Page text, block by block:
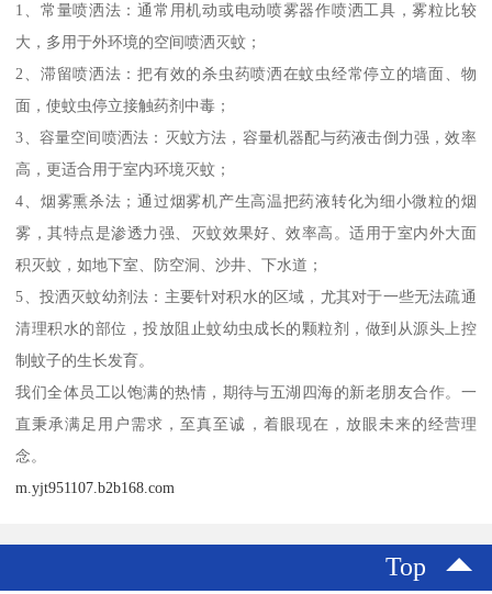
1、常量喷洒法：通常用机动或电动喷雾器作喷洒工具，雾粒比较
大，多用于外环境的空间喷洒灭蚊；
2、滞留喷洒法：把有效的杀虫药喷洒在蚊虫经常停立的墙面、物
面，使蚊虫停立接触药剂中毒；
3、容量空间喷洒法：灭蚊方法，容量机器配与药液击倒力强，效率
高，更适合用于室内环境灭蚊；
4、烟雾熏杀法；通过烟雾机产生高温把药液转化为细小微粒的烟
雾，其特点是渗透力强、灭蚊效果好、效率高。适用于室内外大面
积灭蚊，如地下室、防空洞、沙井、下水道；
5、投洒灭蚊幼剂法：主要针对积水的区域，尤其对于一些无法疏通
清理积水的部位，投放阻止蚊幼虫成长的颗粒剂，做到从源头上控
制蚊子的生长发育。
我们全体员工以饱满的热情，期待与五湖四海的新老朋友合作。一
直秉承满足用户需求，至真至诚，着眼现在，放眼未来的经营理
念。
m.yjt951107.b2b168.com
Top